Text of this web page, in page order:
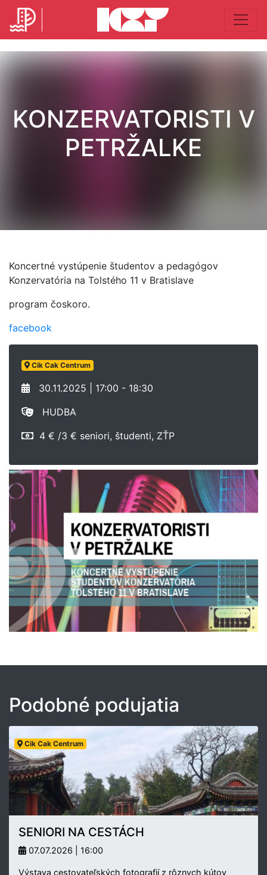
KONZERVATORISTI V
PETRŽALKE
Koncertné vystúpenie študentov a pedagógov
Konzervatória na Tolstého 11 v Bratislave
program čoskoro.
facebook
Cik Cak Centrum
30.11.2025 | 17:00 - 18:30
HUDBA
4 € /3 € seniori, študenti, ZŤP
Podobné podujatia
Cik Cak Centrum
SENIORI NA CESTÁCH
07.07.2026 | 16:00
Výstava cestovateľských fotografií z rôznych kútov